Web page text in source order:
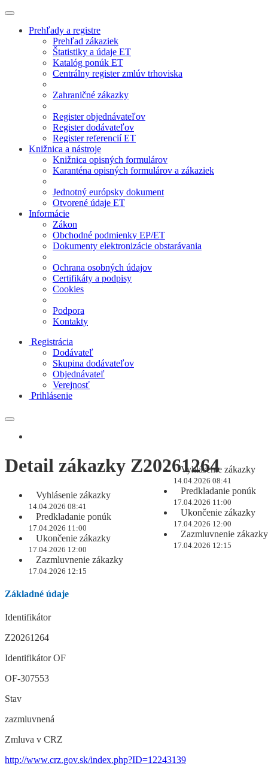
Prehľady a registre
Prehľad zákaziek
Štatistiky a údaje ET
Katalóg ponúk ET
Centrálny register zmlúv trhoviska
Zahraničné zákazky
Register objednávateľov
Register dodávateľov
Register referencií ET
Knižnica a nástroje
Knižnica opisných formulárov
Karanténa opisných formulárov a zákaziek
Jednotný európsky dokument
Otvorené údaje ET
Informácie
Zákon
Obchodné podmienky EP/ET
Dokumenty elektronizácie obstarávania
Ochrana osobných údajov
Certifikáty a podpisy
Cookies
Podpora
Kontakty
Registrácia
Dodávateľ
Skupina dodávateľov
Objednávateľ
Verejnosť
Prihlásenie
Vyhlásenie zákazky
14.04.2026 08:41
Predkladanie ponúk
17.04.2026 11:00
Ukončenie zákazky
17.04.2026 12:00
Zazmluvnenie zákazky
17.04.2026 12:15
Detail zákazky Z20261264
Vyhlásenie zákazky
14.04.2026 08:41
Predkladanie ponúk
17.04.2026 11:00
Ukončenie zákazky
17.04.2026 12:00
Zazmluvnenie zákazky
17.04.2026 12:15
Základné údaje
Identifikátor
Z20261264
Identifikátor OF
OF-307553
Stav
zazmluvnená
Zmluva v CRZ
http://www.crz.gov.sk/index.php?ID=12243139